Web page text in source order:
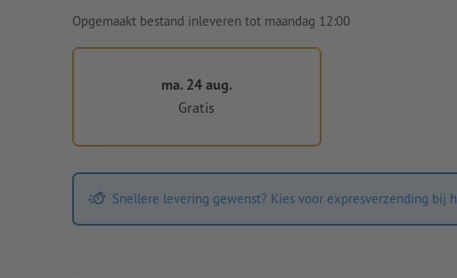
Opgemaakt bestand inleveren tot maandag 12:00
ma. 24 aug.
Gratis
Snellere levering gewenst? Kies voor expresverzending bij